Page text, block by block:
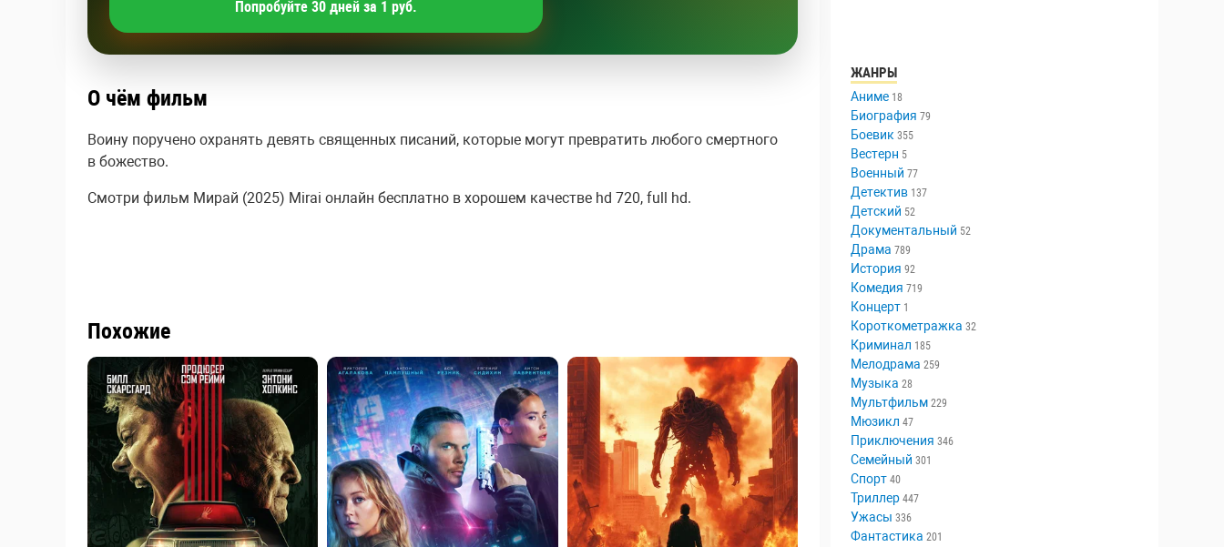
Попробуйте 30 дней за 1 руб.
О чём фильм
Воину поручено охранять девять священных писаний, которые могут превратить любого смертного
в божество.
Смотри фильм Мирай (2025) Mirai онлайн бесплатно в хорошем качестве hd 720, full hd.
Похожие
ЖАНРЫ
Аниме 18
Биография 79
Боевик 355
Вестерн 5
Военный 77
Детектив 137
Детский 52
Документальный 52
Драма 789
История 92
Комедия 719
Концерт 1
Короткометражка 32
Криминал 185
Мелодрама 259
Музыка 28
Мультфильм 229
Мюзикл 47
Приключения 346
Семейный 301
Спорт 40
Триллер 447
Ужасы 336
Фантастика 201